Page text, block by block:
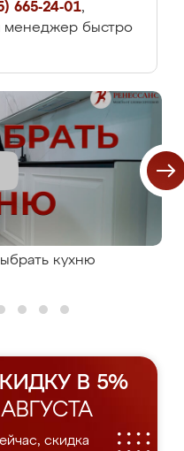
665-24-01,
менеджер быстро
кухню
В 5%
скидка